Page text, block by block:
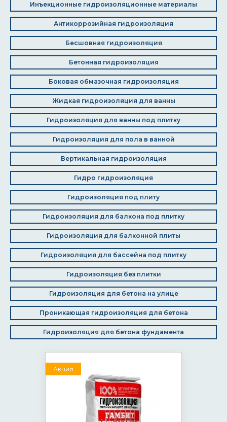
Инъекционные гидроизоляционные материалы
Антикоррозийная гидроизоляция
Бесшовная гидроизоляция
Бетонная гидроизоляция
Боковая обмазочная гидроизоляция
Жидкая гидроизоляция для ванны
Гидроизоляция для ванны под плитку
Гидроизоляция для пола в ванной
Вертикальная гидроизоляция
Гидро гидроизоляция
Гидроизоляция под плиту
Гидроизоляция для балкона под плитку
Гидроизоляция для балконной плиты
Гидроизоляция для бассейна под плитку
Гидроизоляция без плитки
Гидроизоляция для бетона на улице
Проникающая гидроизоляция для бетона
Гидроизоляция для бетона фундамента
Акция